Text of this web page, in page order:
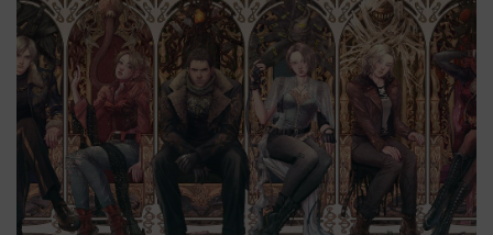
通り」も一新 アクセス